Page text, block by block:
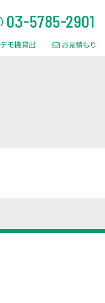
デモ機貸出  お見積もり